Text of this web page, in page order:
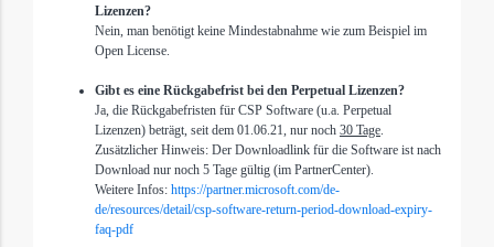
Lizenzen?
Nein, man benötigt keine Mindestabnahme wie zum Beispiel im
Open License.
Gibt es eine Rückgabefrist bei den Perpetual Lizenzen?
Ja, die Rückgabefristen für CSP Software (u.a. Perpetual
Lizenzen) beträgt, seit dem 01.06.21, nur noch 30 Tage.
Zusätzlicher Hinweis: Der Downloadlink für die Software ist nach
Download nur noch 5 Tage gültig (im PartnerCenter).
Weitere Infos: https://partner.microsoft.com/de-
de/resources/detail/csp-software-return-period-download-expiry-
faq-pdf